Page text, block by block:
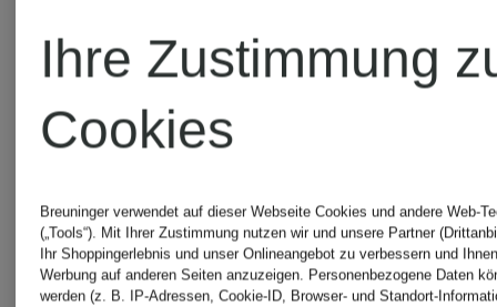
Ihre Zustimmung
Cookies
Breuninger verwendet auf dieser Webseite Cookies und andere Web-
(„Tools“). Mit Ihrer Zustimmung nutzen wir und unsere Partner
Ihr Shoppingerlebnis und unser Onlineangebot zu verbessern und
Werbung auf anderen Seiten anzuzeigen. Personenbezogene Daten
werden (z. B. IP-Adressen, Cookie-ID, Browser- und Standort-